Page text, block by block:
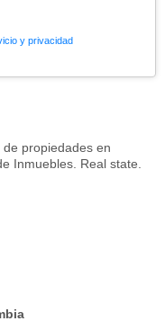
y privacidad
propiedades en
Inmuebles. Real state.